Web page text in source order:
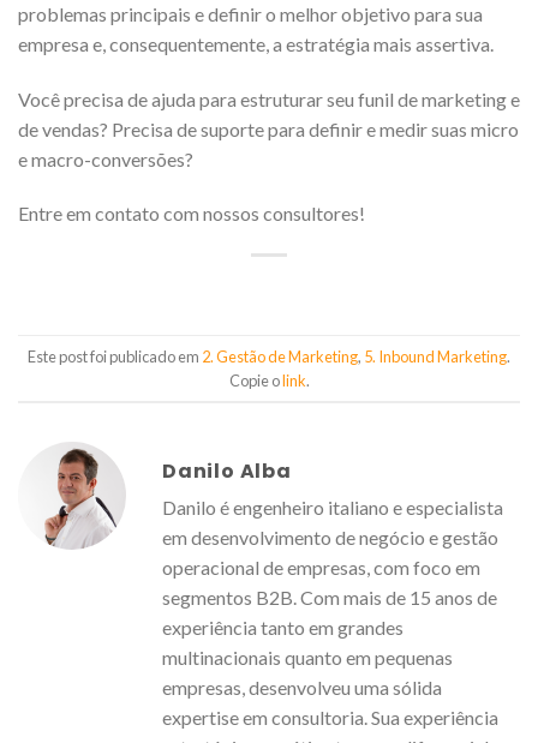
problemas principais e definir o melhor objetivo para sua
empresa e, consequentemente, a estratégia mais assertiva.
Você precisa de ajuda para estruturar seu funil de marketing e
de vendas? Precisa de suporte para definir e medir suas micro
e macro-conversões?
Entre em contato com nossos consultores!
Este post foi publicado em 2. Gestão de Marketing, 5. Inbound Marketing.
Copie olink.
Danilo Alba
Danilo é engenheiro italiano e especialista
em desenvolvimento de negócio e gestão
operacional de empresas, com foco em
segmentos B2B. Com mais de 15 anos de
experiência tanto em grandes
multinacionais quanto em pequenas
empresas, desenvolveu uma sólida
expertise em consultoria. Sua experiência